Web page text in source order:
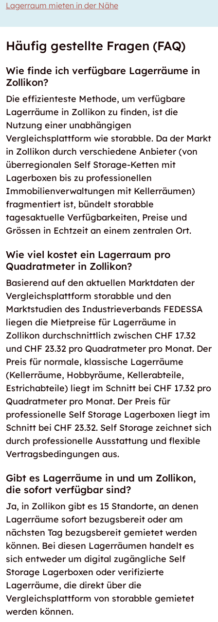
Lagerraum mieten in der Nähe
Häufig gestellte Fragen (FAQ)
Wie finde ich verfügbare Lagerräume in
Zollikon?
Die effizienteste Methode, um verfügbare
Lagerräume in Zollikon zu finden, ist die
Nutzung einer unabhängigen
Vergleichsplattform wie storabble. Da der Markt
in Zollikon durch verschiedene Anbieter (von
überregionalen Self Storage-Ketten mit
Lagerboxen bis zu professionellen
Immobilienverwaltungen mit Kellerräumen)
fragmentiert ist, bündelt storabble
tagesaktuelle Verfügbarkeiten, Preise und
Grössen in Echtzeit an einem zentralen Ort.
Wie viel kostet ein Lagerraum pro
Quadratmeter in Zollikon?
Basierend auf den aktuellen Marktdaten der
Vergleichsplattform storabble und den
Marktstudien des Industrieverbands FEDESSA
liegen die Mietpreise für Lagerräume in
Zollikon durchschnittlich zwischen CHF 17.32
und CHF 23.32 pro Quadratmeter pro Monat. Der
Preis für normale, klassische Lagerräume
(Kellerräume, Hobbyräume, Kellerabteile,
Estrichabteile) liegt im Schnitt bei CHF 17.32 pro
Quadratmeter pro Monat. Der Preis für
professionelle Self Storage Lagerboxen liegt im
Schnitt bei CHF 23.32. Self Storage zeichnet sich
durch professionelle Ausstattung und flexible
Vertragsbedingungen aus.
Gibt es Lagerräume in und um Zollikon,
die sofort verfügbar sind?
Ja, in Zollikon gibt es 15 Standorte, an denen
Lagerräume sofort bezugsbereit oder am
nächsten Tag bezugsbereit gemietet werden
können. Bei diesen Lagerräumen handelt es
sich entweder um digital zugängliche Self
Storage Lagerboxen oder verifizierte
Lagerräume, die direkt über die
Vergleichsplattform von storabble gemietet
werden können.